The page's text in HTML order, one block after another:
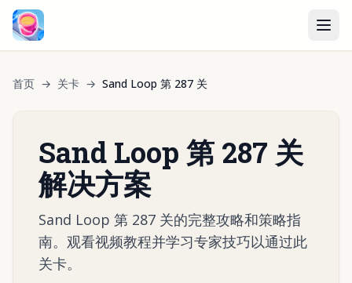
首页 → 关卡 → Sand Loop 第 287 关
Sand Loop 第 287 关
解决方案
Sand Loop 第 287 关的完整攻略和策略指
南。观看视频教程并学习专家技巧以通过此
关卡。